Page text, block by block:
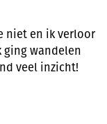
niet en ik verloor
ging wandelen
veel inzicht!